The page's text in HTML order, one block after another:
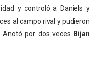
y controló a Daniels y
al campo rival y pudieron
por dos veces
Bijan